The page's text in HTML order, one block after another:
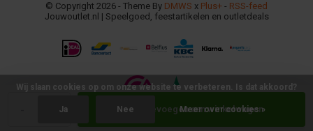
+ Toevoegen aan winkelwagen
© Copyright 2026 - Theme By DMWS x Plus+ - RSS-feed
Jouwoutlet.nl | Speelgoed, feestartikelen en outletdeals
Wij slaan cookies op om onze website te verbeteren. Is dat akkoord?
Ja Nee Meer over cookies »